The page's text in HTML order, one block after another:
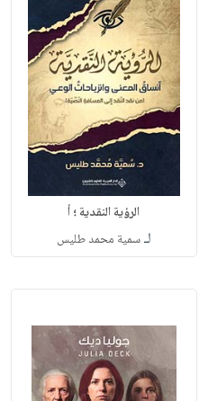
الرؤية النقدية ؛ أ
لـسمية محمد طليس